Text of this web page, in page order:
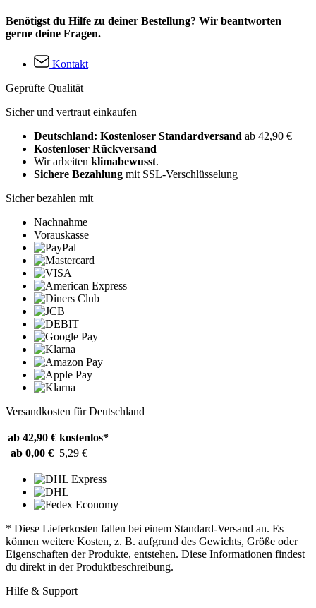
Benötigst du Hilfe zu deiner Bestellung? Wir beantworten
gerne deine Fragen.
Kontakt
Geprüfte Qualität
Sicher und vertraut einkaufen
Deutschland: Kostenloser Standardversand ab 42,90 €
Kostenloser Rückversand
Wir arbeiten klimabewusst.
Sichere Bezahlung mit SSL-Verschlüsselung
Sicher bezahlen mit
Nachnahme
Vorauskasse
Versandkosten für Deutschland
ab 42,90 € kostenlos*
ab 0,00 € 5,29 €
* Diese Lieferkosten fallen bei einem Standard-Versand an. Es
können weitere Kosten, z. B. aufgrund des Gewichts, Größe oder
Eigenschaften der Produkte, entstehen. Diese Informationen findest
du direkt in der Produktbeschreibung.
Hilfe & Support